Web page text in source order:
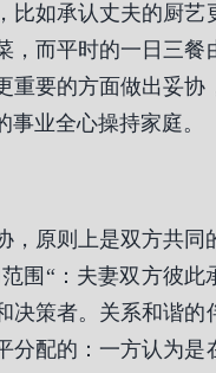
比如承认丈夫的厨艺
，而平时的一日三餐
重要的方面做出妥协
事业全心操持家庭。
，原则上是双方共同
围“：夫妻双方彼此
决策者。关系和谐的
分配的：一方认为是